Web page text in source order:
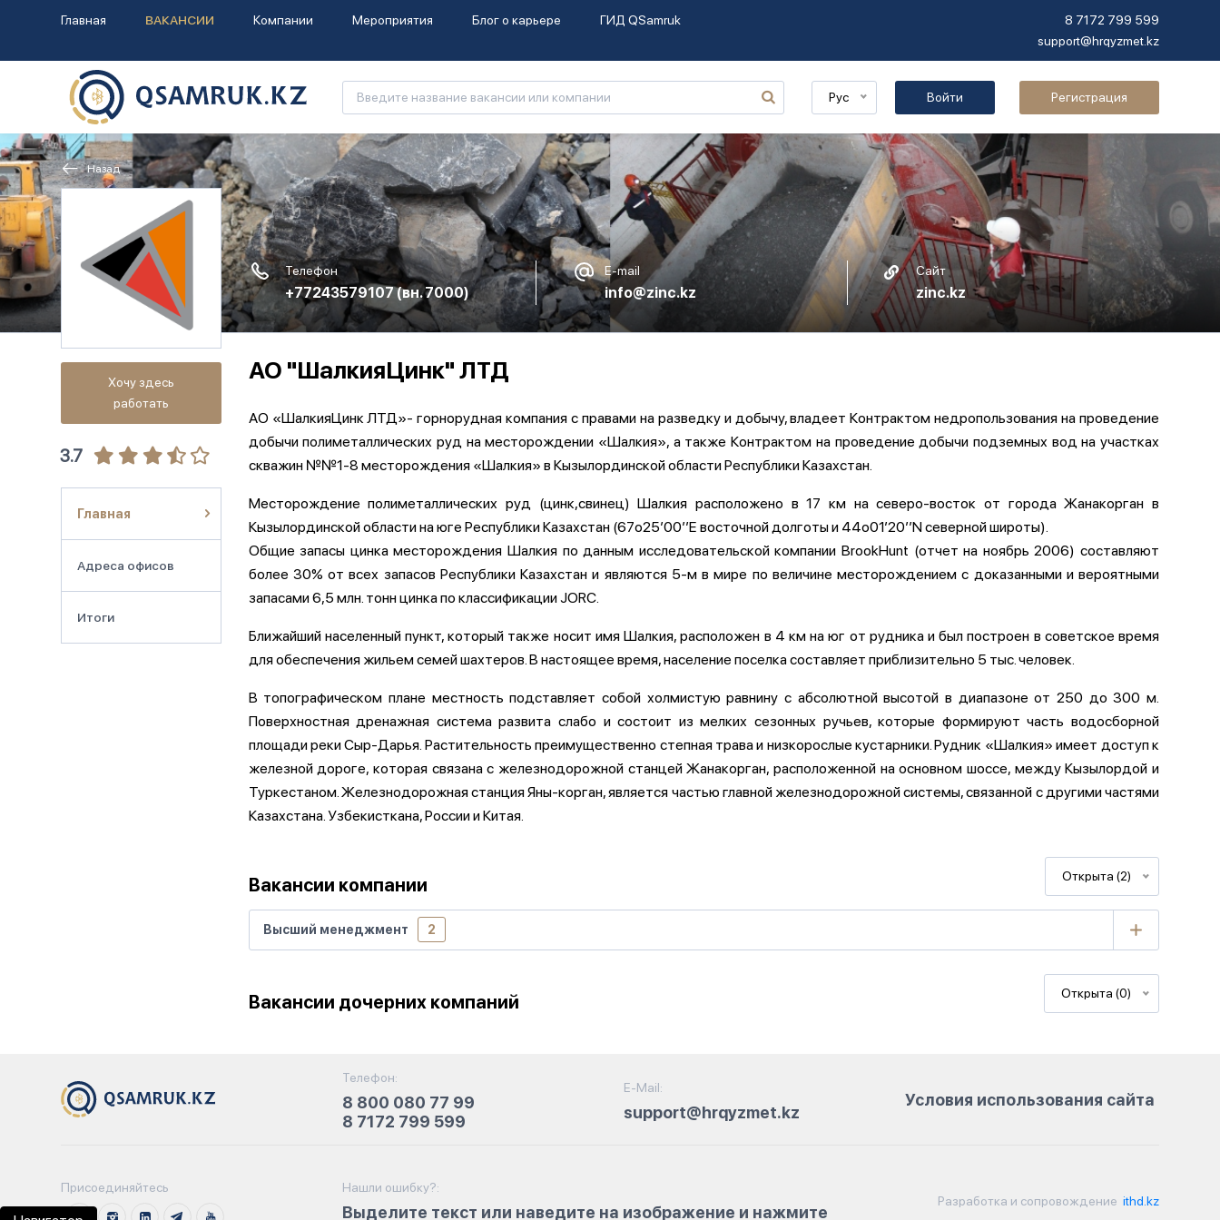
Главная ВАКАНСИИ Компании Мероприятия Блог о карьере ГИД QSamruk
8 7172 799 599
support@hrqyzmet.kz
Рус Войти Регистрация
Назад
Телефон
+77243579107(вн. 7000)
E-mail
info@zinc.kz
Сайт
zinc.kz
Хочу здесь
работать
3.7
Главная
Адреса офисов
Итоги
АО "ШалкияЦинк" ЛТД
АО «ШалкияЦинк ЛТД»- горнорудная компания с правами на разведку и добычу, владеет Контрактом недропользования на проведение
добычи полиметаллических руд на месторождении «Шалкия», а также Контрактом на проведение добычи подземных вод на участках
скважин №№1-8 месторождения «Шалкия» в Кызылординской области Республики Казахстан.
Месторождение полиметаллических руд (цинк,свинец) Шалкия расположено в 17 км на северо-восток от города Жанакорган в
Кызылординской области на юге Республики Казахстан (67о25’00’’Е восточной долготы и 44о01’20’’N северной широты).
Общие запасы цинка месторождения Шалкия по данным исследовательской компании BrookHunt (отчет на ноябрь 2006) составляют
более 30% от всех запасов Республики Казахстан и являются 5-м в мире по величине месторождением с доказанными и вероятными
запасами 6,5 млн. тонн цинка по классификации JORC.
Ближайший населенный пункт, который также носит имя Шалкия, расположен в 4 км на юг от рудника и был построен в советское время
для обеспечения жильем семей шахтеров. В настоящее время, население поселка составляет приблизительно 5 тыс. человек.
В топографическом плане местность подставляет собой холмистую равнину с абсолютной высотой в диапазоне от 250 до 300 м.
Поверхностная дренажная система развита слабо и состоит из мелких сезонных ручьев, которые формируют часть водосборной
площади реки Сыр-Дарья. Растительность преимущественно степная трава и низкорослые кустарники. Рудник «Шалкия» имеет доступ к
железной дороге, которая связана с железнодорожной станцей Жанакорган, расположенной на основном шоссе, между Кызылордой и
Туркестаном. Железнодорожная станция Яны-корган, является частью главной железнодорожной системы, связанной с другими частями
Казахстана. Узбекисткана, России и Китая.
Вакансии компании Открыта (2)
Высший менеджмент 2
Вакансии дочерних компаний Открыта (0)
Телефон:
8 800 080 77 99
8 7172 799 599
E-Mail:
support@hrqyzmet.kz
Условия использования сайта
Присоединяйтесь Нашли ошибку?:
Выделите текст или наведите на изображение и нажмите
Разработка и сопровождение ithd.kz